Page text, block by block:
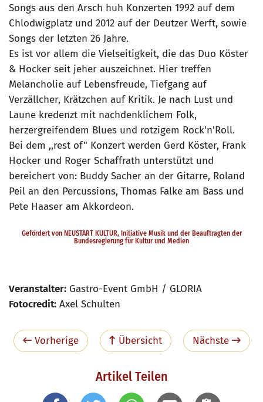
Songs aus den Arsch huh Konzerten 1992 auf dem
Chlodwigplatz und 2012 auf der Deutzer Werft, sowie
Songs der letzten 26 Jahre.
Es ist vor allem die Vielseitigkeit, die das Duo Köster
& Hocker seit jeher auszeichnet. Hier treffen
Melancholie auf Lebensfreude, Tiefgang auf
Verzällcher, Krätzchen auf Kritik. Je nach Lust und
Laune kredenzt mit nachdenklichem Folk,
herzergreifendem Blues und rotzigem Rock'n'Roll.
Bei dem ,,rest of" Konzert werden Gerd Köster, Frank
Hocker und Roger Schaffrath unterstützt und
bereichert von: Buddy Sacher an der Gitarre, Roland
Peil an den Percussions, Thomas Falke am Bass und
Pete Haaser am Akkordeon.
Gefördert von NEUSTART KULTUR, Initiative Musik und der Beauftragten der
Bundesregierung für Kultur und Medien
Veranstalter: Gastro-Event GmbH / GLORIA
Fotocredit: Axel Schulten
Vorherige Übersicht Nächste
Artikel Teilen